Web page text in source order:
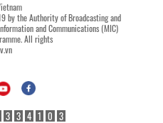
by the Authority of Broadcasting and
and Communications (MIC)
All rights
3 3 4 1 0 3